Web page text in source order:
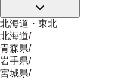
北海道・東北
北海道/
青森県/
岩手県/
宮城県/